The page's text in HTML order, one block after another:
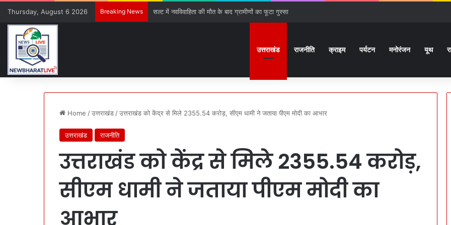
Thursday, August 6 2026 Breaking News सल्ट में नवविवाहिता की मौत के बाद ग्रामीणों का फूटा गुस्सा
उत्तराखंड राजनीति क्राइम पर्यटन मनोरंजन यूथ
Home /उत्तराखंड /उत्तराखंड को केंद्र से मिले 2355.54 करोड़, सीएम धामी ने जताया पीएम मोदी का आभार
उत्तराखंड राजनीति
उत्तराखंड को केंद्र से मिले 2355.54 करोड़,
सीएम धामी ने जताया पीएम मोदी का
आभार